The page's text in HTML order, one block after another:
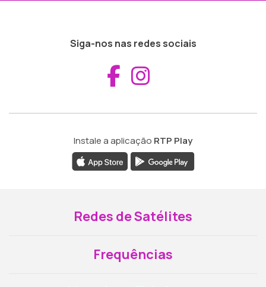
Siga-nos nas redes sociais
Aceder ao
Instale a aplicação RTP Play
Redes de Satélites
Frequências